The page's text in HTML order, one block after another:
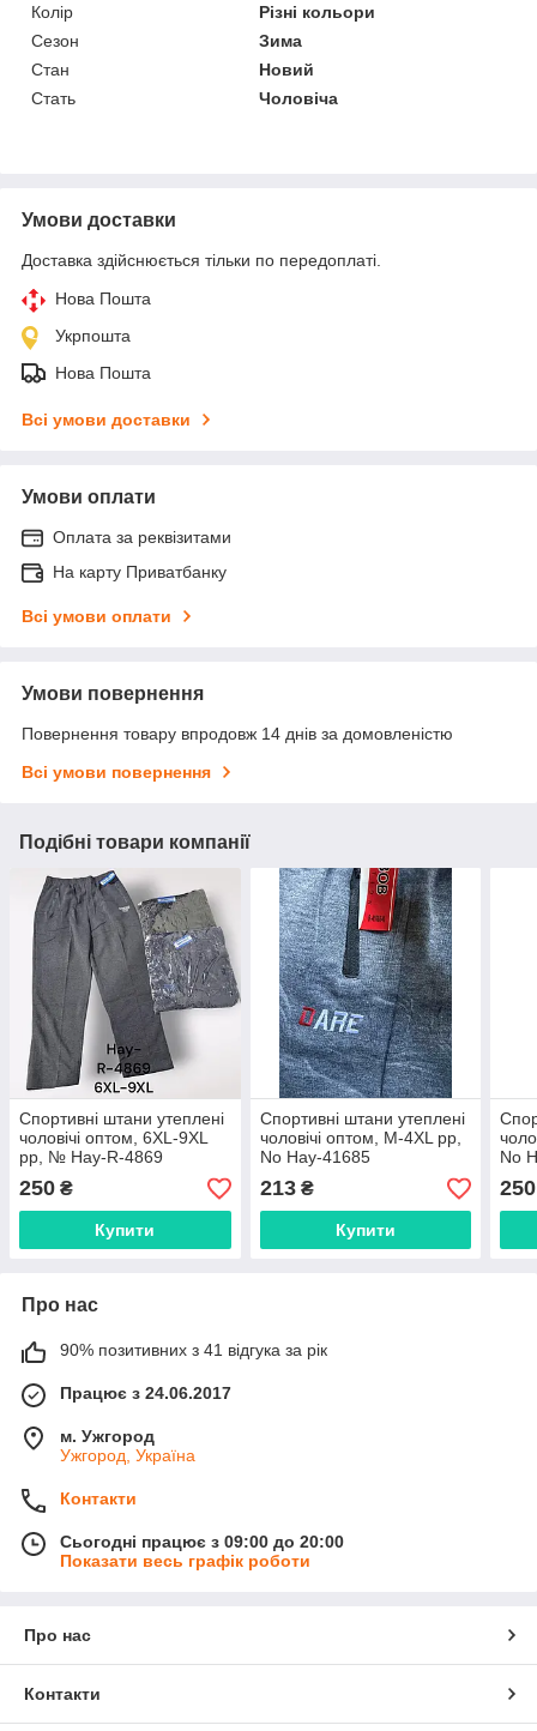
Колір
Різні кольори
Сезон
Зима
Стан
Новий
Стать
Чоловіча
Умови доставки
Доставка здійснюється тільки по передоплаті.
Нова Пошта
Укрпошта
Нова Пошта
Всі умови доставки
Умови оплати
Оплата за реквізитами
На карту Приватбанку
Всі умови оплати
Умови повернення
Повернення товару впродовж 14 днів за домовленістю
Всі умови повернення
Подібні товари компанії
Спортивні штани утеплені
чоловічі оптом, 6XL-9XL
рр, № Hay-R-4869
250 ₴
Купити
Спортивні штани утеплені
чоловічі оптом, M-4XL рр,
No Hay-41685
213₴
Купити
No
250
Про нас
90% позитивних з 41 відгука за рік
Працює з 24.06.2017
м. Ужгород
Ужгород, Україна
Контакти
Сьогодні працює з 09:00 до 20:00
Показати весь графік роботи
Про нас
Контакти